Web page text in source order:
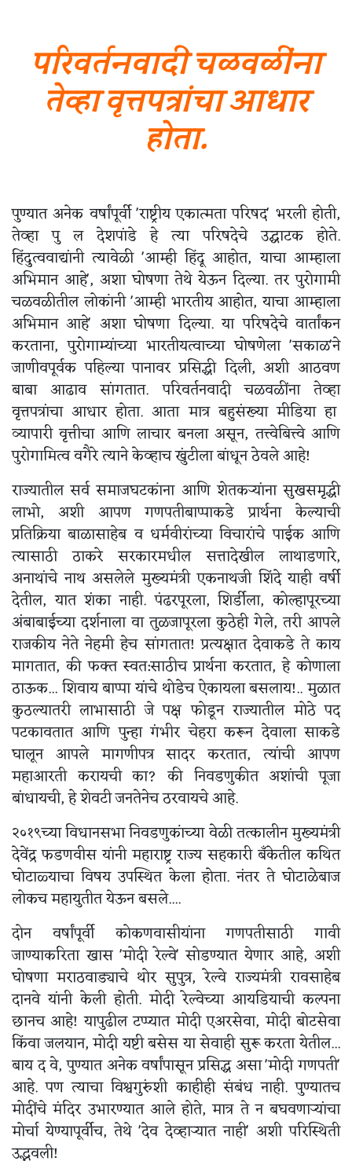
परिवर्तनवादी चळवळींना
तेव्हा वृत्तपत्रांचा आधार
होता.
पुण्यात अनेक वर्षांपूर्वी 'राष्ट्रीय एकात्मता परिषद' भरली होती,
तेव्हा पु ल देशपांडे हे त्या परिषदेचे उद्घाटक होते.
हिंदुत्ववाद्यांनी त्यावेळी 'आम्ही हिंदू आहोत, याचा आम्हाला
अभिमान आहे', अशा घोषणा तेथे येऊन दिल्या. तर पुरोगामी
चळवळीतील लोकांनी 'आम्ही भारतीय आहोत, याचा आम्हाला
अभिमान आहे' अशा घोषणा दिल्या. या परिषदेचे वार्तांकन
करताना, पुरोगाम्यांच्या भारतीयत्वाच्या घोषणेला 'सकाळ'ने
जाणीवपूर्वक पहिल्या पानावर प्रसिद्धी दिली, अशी आठवण
बाबा आढाव सांगतात. परिवर्तनवादी चळवळींना तेव्हा
वृत्तपत्रांचा आधार होता. आता मात्र बहुसंख्या मीडिया हा
व्यापारी वृत्तीचा आणि लाचार बनला असून, तत्त्वेबित्त्वे आणि
पुरोगामित्व वगैरे त्याने केव्हाच खुंटीला बांधून ठेवले आहे!
राज्यातील सर्व समाजघटकांना आणि शेतकऱ्यांना सुखसमृद्धी
लाभो, अशी आपण गणपतीबाप्पाकडे प्रार्थना केल्याची
प्रतिक्रिया बाळासाहेब व धर्मवीरांच्या विचारांचे पाईक आणि
त्यासाठी ठाकरे सरकारमधील सत्तादेखील लाथाडणारे,
अनाथांचे नाथ असलेले मुख्यमंत्री एकनाथजी शिंदे याही वर्षी
देतील, यात शंका नाही. पंढरपूरला, शिर्डीला, कोल्हापूरच्या
अंबाबाईच्या दर्शनाला वा तुळजापूरला कुठेही गेले, तरी आपले
राजकीय नेते नेहमी हेच सांगतात! प्रत्यक्षात देवाकडे ते काय
मागतात, की फक्त स्वत:साठीच प्रार्थना करतात, हे कोणाला
ठाऊक... शिवाय बाप्पा यांचे थोडेच ऐकायला बसलाय!.. मुळात
कुठल्यातरी लाभासाठी जे पक्ष फोडून राज्यातील मोठे पद
पटकावतात आणि पुन्हा गंभीर चेहरा करून देवाला साकडे
घालून आपले मागणीपत्र सादर करतात, त्यांची आपण
महाआरती करायची का? की निवडणुकीत अशांची पूजा
बांधायची, हे शेवटी जनतेनेच ठरवायचे आहे.
२०१९च्या विधानसभा निवडणुकांच्या वेळी तत्कालीन मुख्यमंत्री
देवेंद्र फडणवीस यांनी महाराष्ट्र राज्य सहकारी बँकेतील कथित
घोटाळ्याचा विषय उपस्थित केला होता. नंतर ते घोटाळेबाज
लोकच महायुतीत येऊन बसले....
दोन वर्षांपूर्वी कोकणवासीयांना गणपतीसाठी गावी
जाण्याकरिता खास 'मोदी रेल्वे' सोडण्यात येणार आहे, अशी
घोषणा मराठवाड्याचे थोर सुपुत्र, रेल्वे राज्यमंत्री रावसाहेब
दानवे यांनी केली होती. मोदी रेल्वेच्या आयडियाची कल्पना
छानच आहे! यापुढील टप्प्यात मोदी एअरसेवा, मोदी बोटसेवा
किंवा जलयान, मोदी यष्टी बसेस या सेवाही सुरू करता येतील...
बाय द वे, पुण्यात अनेक वर्षांपासून प्रसिद्ध असा 'मोदी गणपती'
आहे. पण त्याचा विश्वगुरुंशी काहीही संबंध नाही. पुण्यातच
मोदींचे मंदिर उभारण्यात आले होते, मात्र ते न बघवणार्‍यांचा
मोर्चा येण्यापूर्वीच, तेथे 'देव देव्हाऱ्यात नाही' अशी परिस्थिती
उद्भवली!